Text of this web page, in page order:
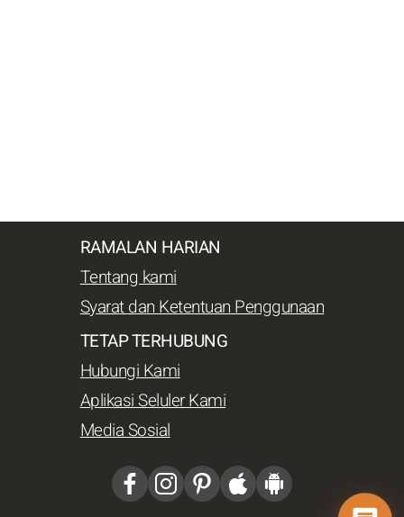
RAMALAN HARIAN
Tentang kami
Syarat dan Ketentuan Penggunaan
TETAP TERHUBUNG
Hubungi Kami
Aplikasi Seluler Kami
Media Sosial